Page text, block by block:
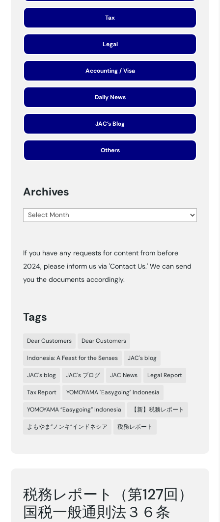
Tax
Legal
Accounting / Visa
Daily News
JAC’s Blog
Others
Archives
Archives
If you have any requests for content from before
2024, please inform us via 'Contact Us.' We can send
you the documents accordingly.
Tags
Dear Customers Dear Customers
Indonesia: A Feast for the Senses JAC's blog
JAC's blog JAC's ブログ JAC News Legal Report
Tax Report YOMOYAMA "Easygoing" Indonesia
YOMOYAMA ”Easygoing” Indonesia 【新】税務レポート
よもやま”ノンキ”インドネシア 税務レポート
税務レポート（第127回）
国税一般通則法３６条